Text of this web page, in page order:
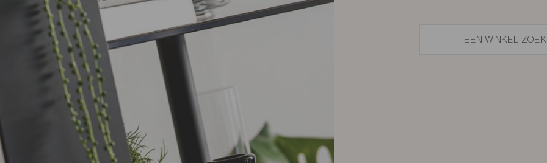
EEN WINKEL